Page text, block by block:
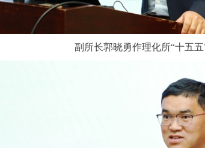
副所长郭晓勇作理化所“十五